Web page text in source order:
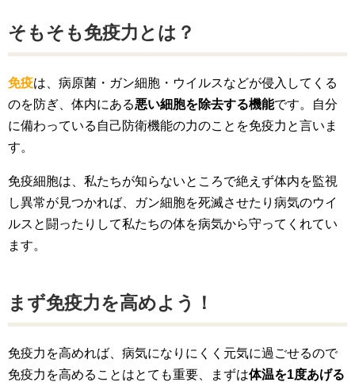
そもそも免疫力とは？
免疫は、病原菌・ガン細胞・ウイルスなどが侵入してくる
のを防ぎ、体内にある悪い細胞を除去する機能です。自分
に備わっている自己防衛機能の力のことを免疫力と言いま
す。
免疫細胞は、私たちが知らないところで絶えず体内を監視
し異常が見つかれば、ガン細胞を死滅させたり病気のウイ
ルスと闘ったりして私たちの体を病気から守ってくれてい
ます。
まず免疫力を高めよう！
免疫力を高めれば、病気になりにくく元気に過ごせるので
免疫力を高めることはとても重要、まずは体温を1度あげる